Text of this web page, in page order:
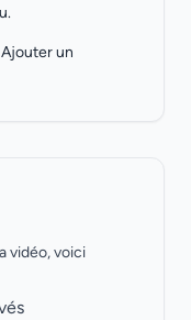
un
vidéo, voici